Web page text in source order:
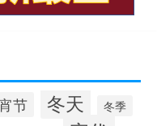
节 冬天 冬季